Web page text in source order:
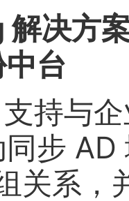
决方
台
持与
步
关系，